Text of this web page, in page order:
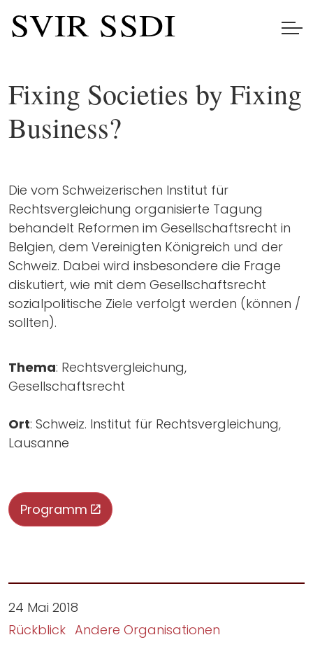
Fixing Societies by Fixing
Business?
Die vom Schweizerischen Institut für
Rechtsvergleichung organisierte Tagung
behandelt Reformen im Gesellschaftsrecht in
Belgien, dem Vereinigten Königreich und der
Schweiz. Dabei wird insbesondere die Frage
diskutiert, wie mit dem Gesellschaftsrecht
sozialpolitische Ziele verfolgt werden (können /
sollten).
Thema: Rechtsvergleichung,
Gesellschaftsrecht
Ort: Schweiz. Institut für Rechtsvergleichung,
Lausanne
Programm
24 Mai 2018
Rückblick Andere Organisationen